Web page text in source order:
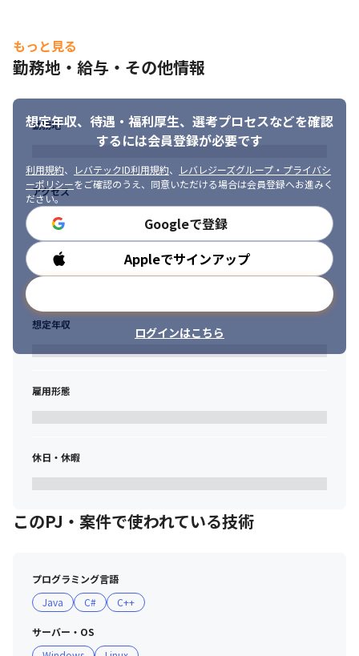
もっと見る
勤務地・給与・その他情報
想定年収、待遇・福利厚生、 選考プロセスなどを確認
するには会員登録が必要です
利用規約、 レバテックID利用規約、
レバレジーズグループ・プライバシ
ーポリシーをご確認のうえ、同意いただける場合は会員登録へお進みく
ださい。
Googleで登録
Appleでサインアップ
ログインはこちら
勤務地
アクセス
勤務時間
想定年収
雇用形態
休日・休暇
このPJ・案件で使われている技術
プログラミング言語
Java
C# C++
サーバー・OS